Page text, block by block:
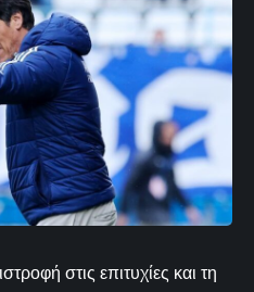
στις επιτυχίες και τη